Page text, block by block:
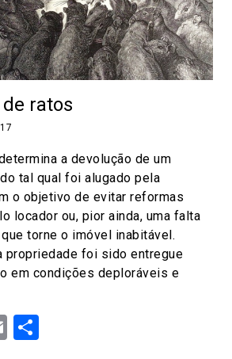
ratos
a devolução de um
tal qual foi alugado pela
o objetivo de evitar reformas
locador ou, pior ainda, uma falta
torne o imóvel inabitável.
propriedade foi sido entregue
em condições deploráveis e
Email